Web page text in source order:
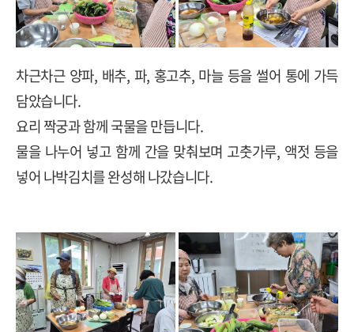
차근차근 양파, 배추, 파, 홍고추, 마늘 등을 썰어 통에 가득
담았습니다.
요리 짝궁과 함께 국물을 만듭니다.
물을 나누어 넣고 함께 간을 맞춰보며 고춧가루, 액젓 등을
넣어 나박김치를 완성해 나갔습니다.